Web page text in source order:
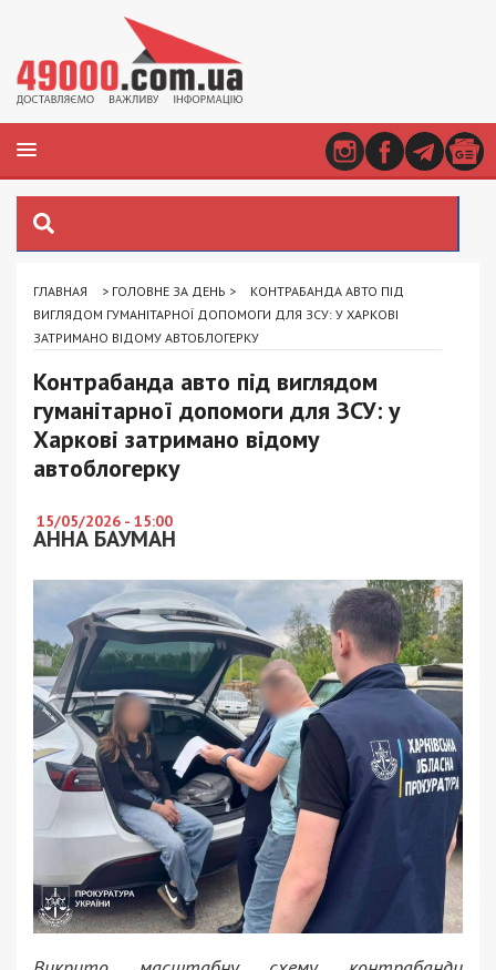
ГЛАВНАЯ > ГОЛОВНЕ ЗА ДЕНЬ >
КОНТРАБАНДА АВТО ПІД
ВИГЛЯДОМ ГУМАНІТАРНОЇ ДОПОМОГИ ДЛЯ ЗСУ: У ХАРКОВІ
ЗАТРИМАНО ВІДОМУ АВТОБЛОГЕРКУ
Контрабанда авто під виглядом
гуманітарної допомоги для ЗСУ: у
Харкові затримано відому
автоблогерку
15/05/2026 - 15:00
АННА БАУМАН